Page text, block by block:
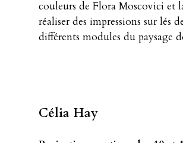
couleurs de Flora Moscovici et
réaliser des impressions sur lés
différents modules du paysage
Célia Hay